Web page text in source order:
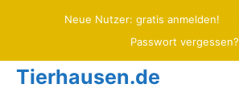
Neue Nutzer: gratis anmelden!
Passwort vergessen?
Tierhausen.de